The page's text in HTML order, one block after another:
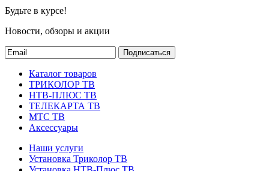
Будьте в курсе!
Новости, обзоры и акции
Подписаться
Каталог товаров
ТРИКОЛОР ТВ
НТВ-ПЛЮС ТВ
ТЕЛЕКАРТА ТВ
МТС ТВ
Аксессуары
Наши услуги
Установка Триколор ТВ